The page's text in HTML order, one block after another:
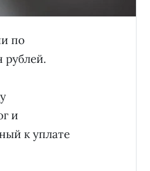
по
рублей.
и
к уплате